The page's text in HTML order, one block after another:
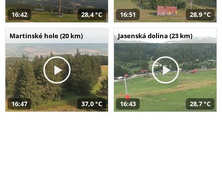
16:42 28,4 °C 16:51 28,9 °C
Martinské hole (20 km)
16:47 37,0 °C
Jasenská dolina (23 km)
16:43 28,7 °C